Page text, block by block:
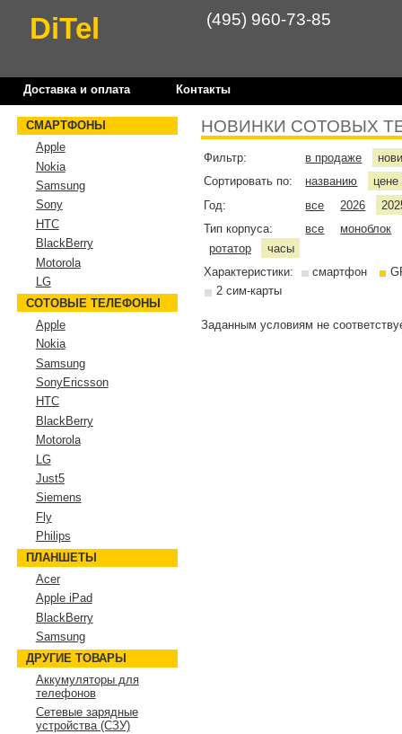
DiTel (495) 960-73-85
Доставка и оплата Контакты
НОВИНКИ СОТОВЫХ
Фильтр: в продаже
Сортировать по:
названию
цене
Год:
все 2026
Тип корпуса:
все
моноблок
ротатор
часы
Характеристики:
смартфон
2 сим-карты
Заданным условиям не
СМАРТФОНЫ
Apple
Nokia
Samsung
Sony
HTC
BlackBerry
Motorola
LG
СОТОВЫЕ ТЕЛЕФОНЫ
Apple
Nokia
Samsung
SonyEricsson
HTC
BlackBerry
Motorola
LG
Just5
Siemens
Fly
Philips
ПЛАНШЕТЫ
Acer
Apple iPad
BlackBerry
Samsung
ДРУГИЕ ТОВАРЫ
Аккумуляторы для
телефонов
Сетевые зарядные
устройства (СЗУ)